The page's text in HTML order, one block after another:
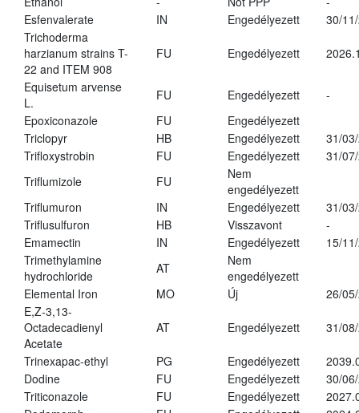
Esfenvalerate
IN Engedélyezett
30/
Trichoderma
harzianum strains T-
22 and ITEM 908
FU Engedélyezett
Equisetum arvense
L.
FU Engedélyezett
-
Epoxiconazole
FU
Engedélyezett
Triclopyr
HB Engedélyezett
31/
Trifloxystrobin
FU Engedélyezett
31/
Triflumizole
FU
Nem
engedélyezett
Triflumuron
IN Engedélyezett
31/
Triflusulfuron
HB Visszavont
-
Emamectin
IN Engedélyezett
15/
Trimethylamine
hydrochloride
AT
Nem
engedélyezett
Elemental Iron
MO Új
26/
E,Z-3,13-
Octadecadienyl
Acetate
AT Engedélyezett 31/
Trinexapac-ethyl PG Engedélyezett
Dodine
FU Engedélyezett
30/
Triticonazole
FU Engedélyezett